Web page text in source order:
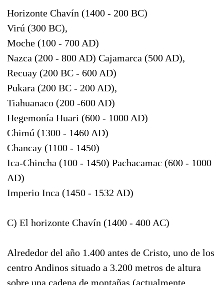
Horizonte Chavín (1400 - 200 BC)
Virú (300 BC),
Moche (100 - 700 AD)
Nazca (200 - 800 AD) Cajamarca (500 AD),
Recuay (200 BC - 600 AD)
Pukara (200 BC - 200 AD),
Tiahuanaco (200 -600 AD)
Hegemonía Huari (600 - 1000 AD)
Chimú (1300 - 1460 AD)
Chancay (1100 - 1450)
Ica-Chincha (100 - 1450) Pachacamac (600 - 1000
AD)
Imperio Inca (1450 - 1532 AD)
C) El horizonte Chavín (1400 - 400 AC)
Alrededor del año 1.400 antes de Cristo, uno de los
centro Andinos situado a 3.200 metros de altura
sobre una cadena de montañas (actualmente